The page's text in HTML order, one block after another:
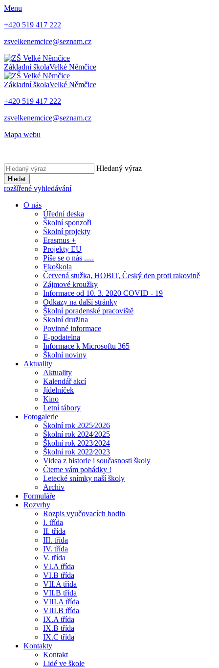
Menu
+420 519 417 222
zsvelkenemcice@seznam.cz
Základní školaVelké Němčice
Základní školaVelké Němčice
+420 519 417 222
zsvelkenemcice@seznam.cz
Mapa webu
Hledaný výraz
Hledat
rozšířené vyhledávání
O nás
Úřední deska
Školní sponzoři
Školní projekty
Erasmus +
Projekty EU
Píše se o nás .....
Ekoškola
Červená stužka, HOBIT, Český den proti rakovině
Zájmové kroužky
Informace od 10. 3. 2020 COVID - 19
Odkazy na další stránky
Školní poradenské pracoviště
Školní družina
Povinné informace
E-podatelna
Informace k Microsoftu 365
Školní noviny
Aktuality
Aktuality
Kalendář akcí
Jídelníček
Kino
Letní tábory
Fotogalerie
Školní rok 2025⁄2026
Školní rok 2024⁄2025
Školní rok 2023⁄2024
Školní rok 2022⁄2023
Videa z historie i současnosti školy
Čteme vám pohádky !
Letecké snímky naší školy
Archiv
Formuláře
Rozvrhy
Rozpis vyučovacích hodin
I. třída
II. třída
III. třída
IV. třída
V. třída
VI.A třída
VI.B třída
VII.A třída
VII.B třída
VIII.A třída
VIII.B třída
IX.A třída
IX.B třída
IX.C třída
Kontakty
Kontakt
Lidé ve škole